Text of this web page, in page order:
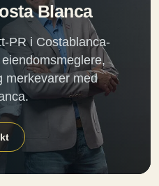
Blanca
PR i Costablanca-
merkevarer med